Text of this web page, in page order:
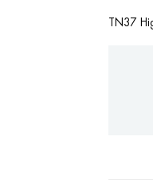
TN37